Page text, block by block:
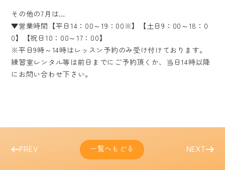
その他の7月は…
▼営業時間【平日14：00～19：00※】【土日9：00～18：0
0】【祝日10：00～17：00】
※平日9時～14時はレッスン予約のみ受け付けております。
練習室レンタル等は前日までにご予約頂くか、当日14時以降
にお問い合わせ下さい。
PREV 一覧へもどる NEXT